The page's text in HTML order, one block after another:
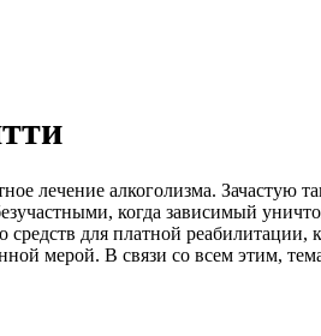
лечение алкоголизма. Зачастую
когда зависимый
для платной реабилитации,
мерой. В связи со всем этим,